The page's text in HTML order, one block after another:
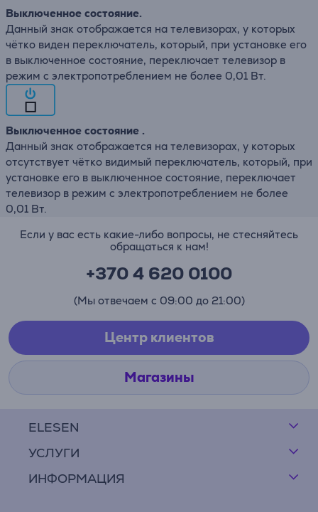
Выключенное состояние.
Данный знак отображается на телевизорах, у которых
чётко виден переключатель, который, при установке его
в выключенное состояние, переключает телевизор в
режим с электропотреблением не более 0,01 Вт.
Выключенное состояние .
Данный знак отображается на телевизорах, у которых
отсутствует чётко видимый переключатель, который, при
установке его в выключенное состояние, переключает
телевизор в режим с электропотреблением не более
0,01 Вт.
ELESEN
УСЛУГИ
ИНФОРМАЦИЯ
Если у вас есть какие-либо вопросы, не стесняйтесь
обращаться к нам!
+370 4 620 0100
(Мы отвечаем с 09:00 до 21:00)
Центр клиентов
Магазины